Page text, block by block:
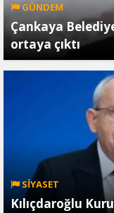
GÜNDEM
Çankaya
ortaya çıktı
SİYASET
Kılıçdaroğlu